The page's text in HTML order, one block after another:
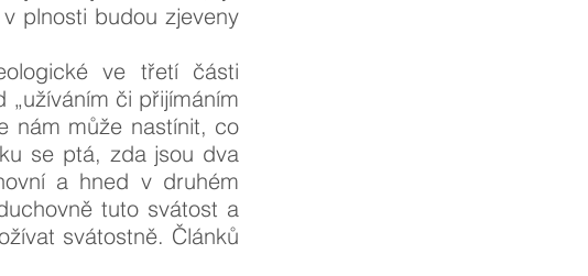
plnosti budou zjeveny
ve třetí části
či přijímáním
nám může nastínit, co
se ptá, zda jsou dva
a hned v druhém
tuto svátost a
svátostně. Článků